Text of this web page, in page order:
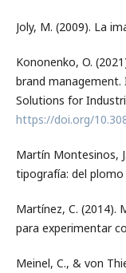
Joly, M. (2009). La
Kononenko, O.
brand management.
Solutions for
https://doi.org/
Martín Montesinos,
tipografía: del plomo
Martínez, C. (2014).
para experimentar
Meinel, C., & von